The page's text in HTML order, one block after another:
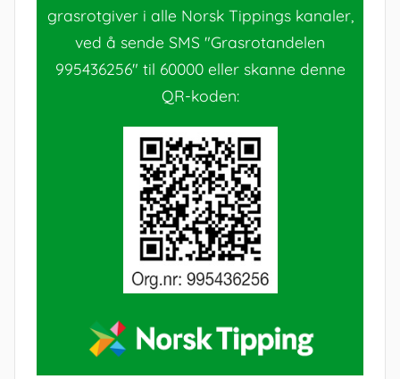
grasrotgiver i alle Norsk Tippings kanaler,
ved å sende SMS "Grasrotandelen
995436256" til 60000 eller skanne denne
QR-koden: